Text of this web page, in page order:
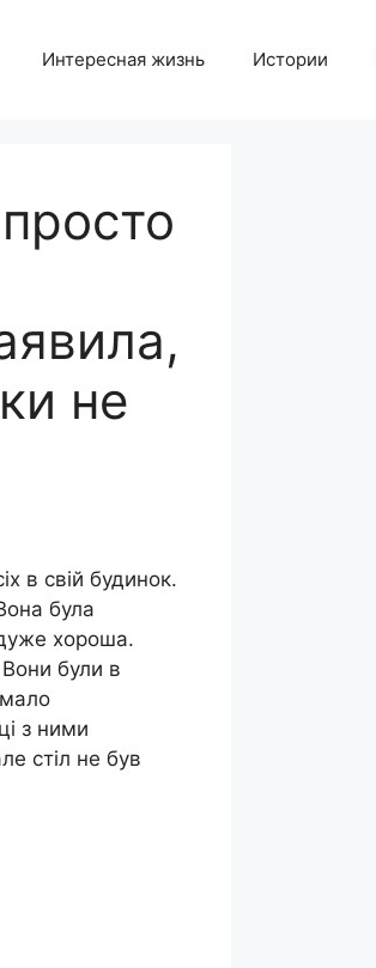
Интересная жизнь Истории
не
в свій будинок.
була
хороша.
були в
з ними
стіл не був